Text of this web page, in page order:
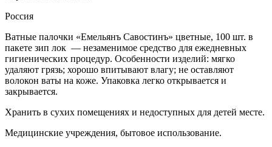
Россия
Ватные палочки «Емельянъ Савостинъ» цветные, 100 шт. в
пакете зип лок — незаменимое средство для ежедневных
гигиенических процедур. Особенности изделий: мягко
удаляют грязь; хорошо впитывают влагу; не оставляют
волокон ваты на коже. Упаковка легко открывается и
закрывается.
Хранить в сухих помещениях и недоступных для детей месте.
Медицинские учреждения, бытовое использование.